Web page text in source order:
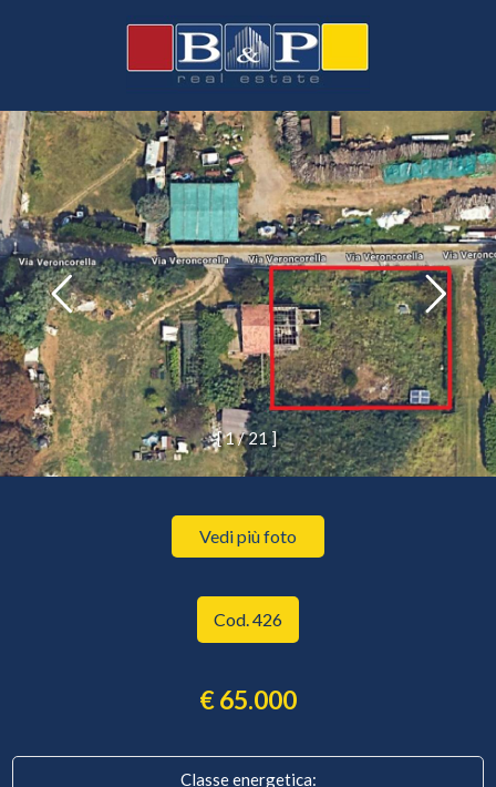
[1/21]
Vedi più foto
Cod. 426
€ 65.000
Classe energetica: